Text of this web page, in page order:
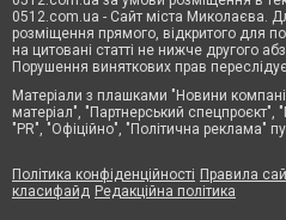
0512.com.ua - Сайт міста Миколаєва.
розміщення прямого, відкритого для
на цитовані статті не нижче другого
Порушення виняткових прав
Матеріали з плашками "Новини
матеріал", "Партнерський спецпроєкт",
"PR", "Офіційно", "Політична реклама"
Політика конфіденційності Правила
класифайд Редакційна політика